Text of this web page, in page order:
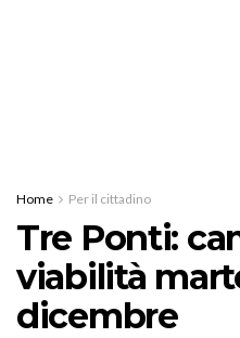
Home Per il cittadino
Tre Ponti:
viabilità
dicembre